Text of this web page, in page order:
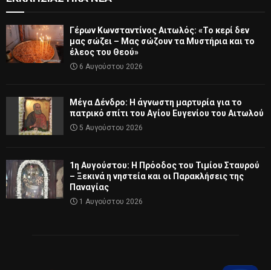
Γέρων Κωνσταντίνος Αιτωλός: «Το κερί δεν
μας σώζει – Μας σώζουν τα Μυστήρια και το
έλεος του Θεού»
6 Αυγούστου 2026
Μέγα Δένδρο: Η άγνωστη μαρτυρία για το
πατρικό σπίτι του Αγίου Ευγενίου του Αιτωλού
5 Αυγούστου 2026
1η Αυγούστου: Η Πρόοδος του Τιμίου Σταυρού
– Ξεκινά η νηστεία και οι Παρακλήσεις της
Παναγίας
1 Αυγούστου 2026